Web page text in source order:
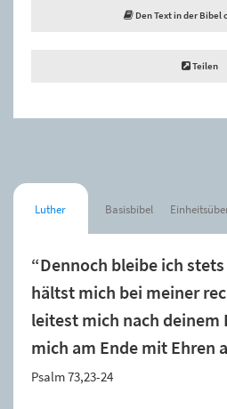
Den Text in der Bibel
Teilen
Luther Basisbibel
“Dennoch bleibe ich
hältst mich bei meiner
leitest mich nach deinem
mich am Ende mit Ehren
Psalm 73,23-24